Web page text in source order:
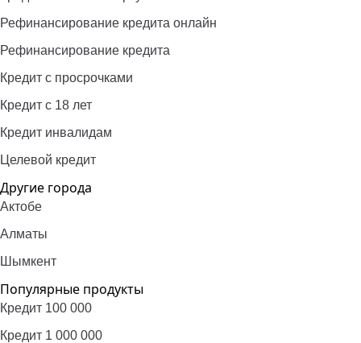
Рефинансирование кредита онлайн
Рефинансирование кредита
Кредит с просрочками
Кредит с 18 лет
Кредит инвалидам
Целевой кредит
Другие города
Актобе
Алматы
Шымкент
Популярные продукты
Кредит 100 000
Кредит 1 000 000